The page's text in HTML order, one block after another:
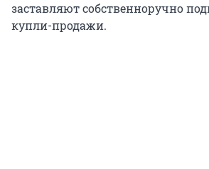
заставляют собственноручно
купли-продажи.